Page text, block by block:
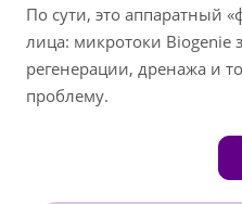
По сути, это аппаратный
лица: микротоки Biogenie
регенерации, дренажа и
проблему.